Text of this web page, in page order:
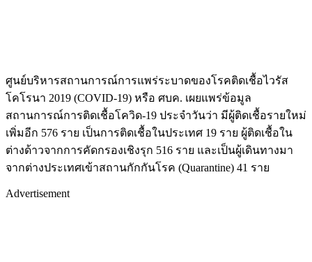
ศูนย์บริหารสถานการณ์การแพร่ระบาดของโรคติดเชื้อไวรัส
โคโรนา 2019 (COVID-19) หรือ ศบค. เผยแพร่ข้อมูล
สถานการณ์การติดเชื้อโควิด-19 ประจำวันว่า มีผู้ติดเชื้อรายใหม่
เพิ่มอีก 576 ราย เป็นการติดเชื้อในประเทศ 19 ราย ผู้ติดเชื้อใน
ต่างด้าวจากการคัดกรองเชิงรุก 516 ราย และเป็นผู้เดินทางมา
จากต่างประเทศเข้าสถานกักกันโรค (Quarantine) 41 ราย
Advertisement